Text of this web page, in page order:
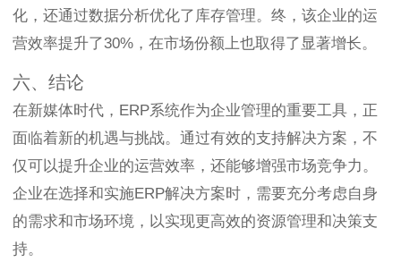
化，还通过数据分析优化了库存管理。终，该企业的运
营效率提升了30%，在市场份额上也取得了显著增长。
六、结论
在新媒体时代，ERP系统作为企业管理的重要工具，正
面临着新的机遇与挑战。通过有效的支持解决方案，不
仅可以提升企业的运营效率，还能够增强市场竞争力。
企业在选择和实施ERP解决方案时，需要充分考虑自身
的需求和市场环境，以实现更高效的资源管理和决策支
持。